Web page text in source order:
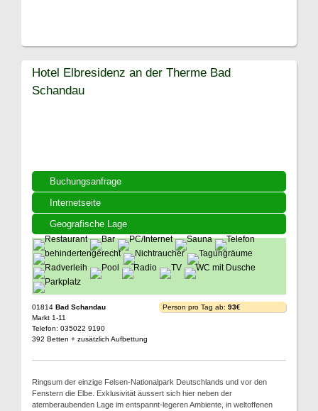
Buchungsanfrage
Internetseite
Geografische Lage
Hotel Elbresidenz an der Therme Bad
Schandau
01814 Bad Schandau
Markt 1-11
Telefon: 035022 9190
392 Betten + zusätzlich Aufbettung
Person pro Tag ab: 93€
Ringsum der einzige Felsen-Nationalpark Deutschlands und vor den
Fenstern die Elbe. Exklusivität äussert sich hier neben der
atemberaubenden Lage im entspannt-legeren Ambiente, in weltoffenen